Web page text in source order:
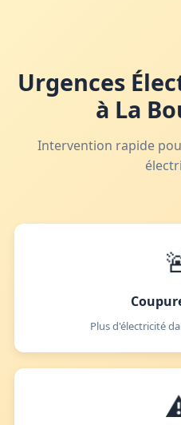
Urgences
à La
Intervention rapide
Plus d'électricité